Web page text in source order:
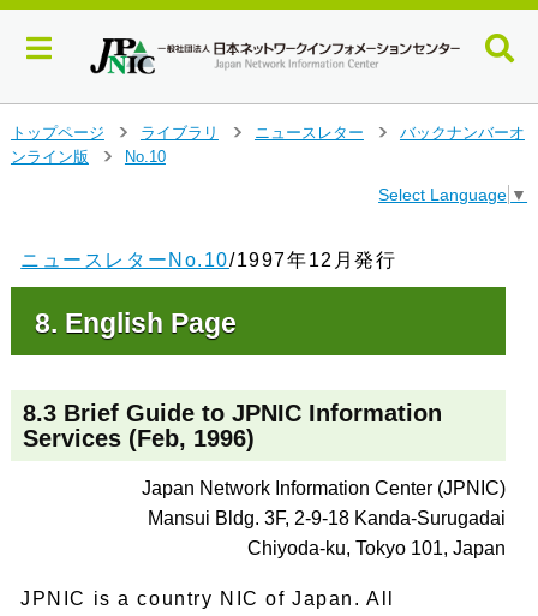
イ
ン
る
トップページ
>
ライブラリ
ニュースレター
バックナンバーオ
ンライン版
No.10
Select Language ▼
ニュースレターNo.10/1997年12月発行
8. English Page
8.3 Brief Guide to JPNIC Information
Services (Feb, 1996)
Japan Network Information Center (JPNIC)
Mansui Bldg. 3F, 2-9-18 Kanda-Surugadai
Chiyoda-ku, Tokyo 101, Japan
JPNIC is a country NIC of Japan. All